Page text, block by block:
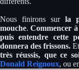
Nous finirons sur la
mouche.Commencer
puis entendre cette
donnera des frissons.
très réussis, que ce
Donald Reignoux, ou